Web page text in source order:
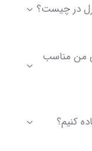
در چیست؟
من مناسب
کنیم؟